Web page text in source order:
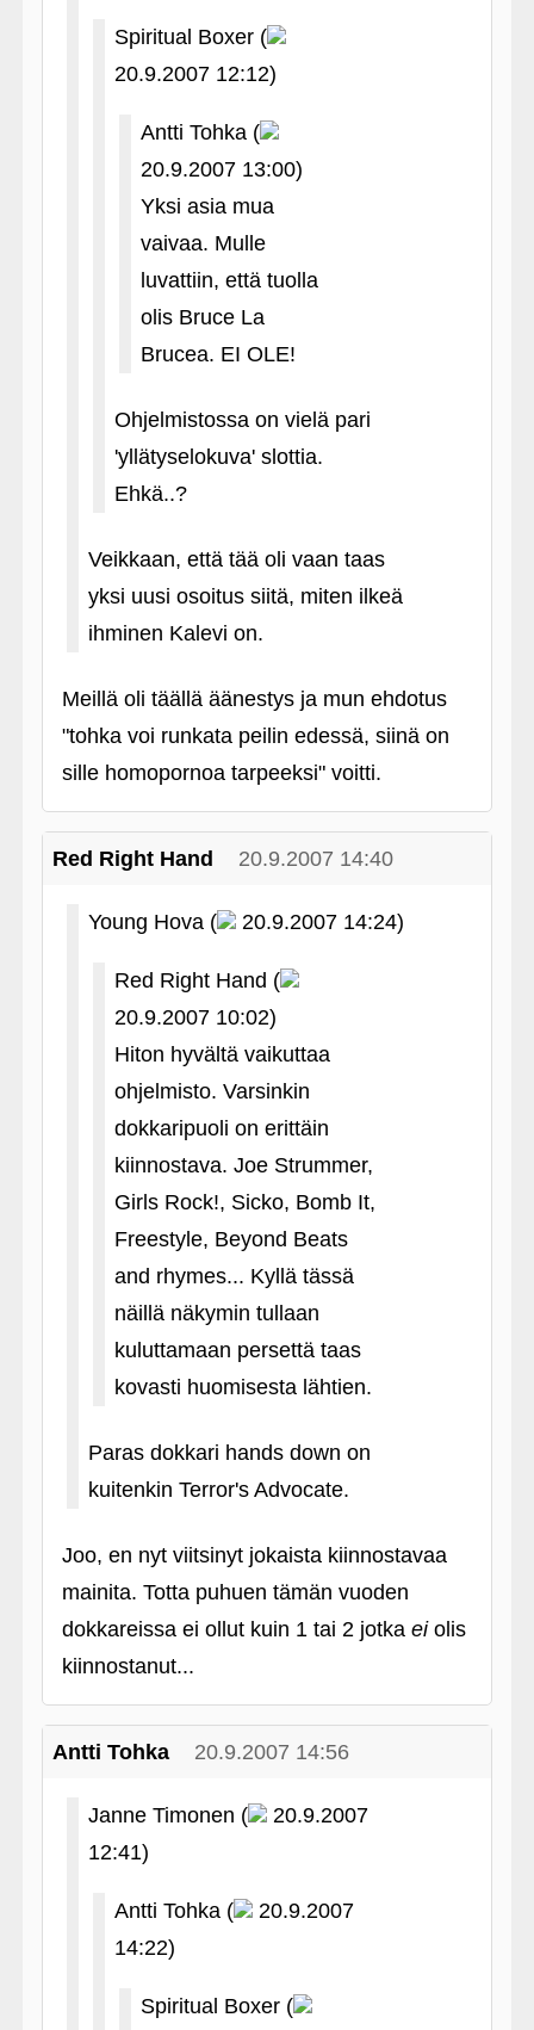
Spiritual Boxer (
20.9.2007 12:12)
Antti Tohka (
20.9.2007 13:00)
Yksi asia mua
vaivaa. Mulle
luvattiin, että tuolla
olis Bruce La
Brucea. EI OLE!
Ohjelmistossa on vielä pari
'yllätyselokuva' slottia.
Ehkä..?
Veikkaan, että tää oli vaan taas
yksi uusi osoitus siitä, miten ilkeä
ihminen Kalevi on.
Meillä oli täällä äänestys ja mun ehdotus
"tohka voi runkata peilin edessä, siinä on
sille homopornoa tarpeeksi" voitti.
Red Right Hand 20.9.2007 14:40
Young Hova ( 20.9.2007 14:24)
Red Right Hand (
20.9.2007 10:02)
Hiton hyvältä vaikuttaa
ohjelmisto. Varsinkin
dokkaripuoli on erittäin
kiinnostava. Joe Strummer,
Girls Rock!, Sicko, Bomb It,
Freestyle, Beyond Beats
and rhymes... Kyllä tässä
näillä näkymin tullaan
kuluttamaan persettä taas
kovasti huomisesta lähtien.
Paras dokkari hands down on
kuitenkin Terror's Advocate.
Joo, en nyt viitsinyt jokaista kiinnostavaa
mainita. Totta puhuen tämän vuoden
dokkareissa ei ollut kuin 1 tai 2 jotka eiolis
kiinnostanut...
Antti Tohka 20.9.2007 14:56
Janne Timonen (
20.9.2007
12:41)
Antti Tohka (
20.9.2007
14:22)
Spiritual Boxer (